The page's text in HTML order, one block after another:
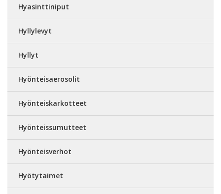
Hyasinttiniput
Hyllylevyt
Hyllyt
Hyönteisaerosolit
Hyönteiskarkotteet
Hyönteissumutteet
Hyönteisverhot
Hyötytaimet